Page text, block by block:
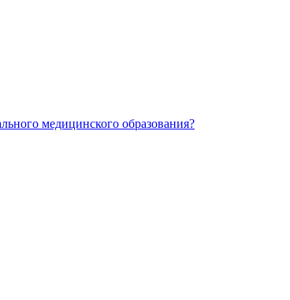
медицинского образования?